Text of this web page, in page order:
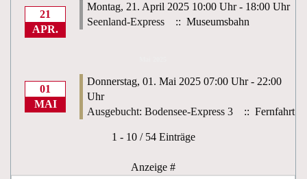
21
APR.
Montag, 21. April 2025 10:00 Uhr - 18:00 Uhr
Seenland-Express
:: Museumsbahn
01
MAI
Donnerstag, 01. Mai 2025 07:00 Uhr - 22:00
Uhr
Ausgebucht: Bodensee-Express 3
:: Fernfahrt
Limite der Paginierungsliste
1 - 10 / 54 Einträge
Anzeige #